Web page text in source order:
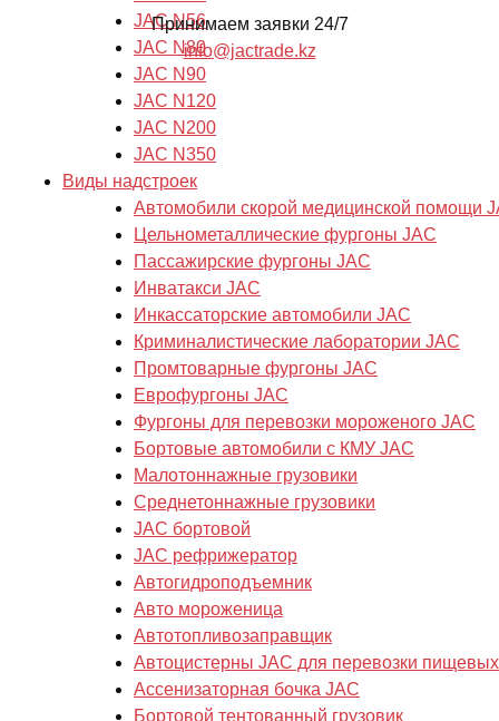
JAC N56
JAC N80
JAC N90
JAC N120
JAC N200
JAC N350
Виды надстроек
Автомобили скорой медицинской помощи
Цельнометаллические фургоны JAC
Пассажирские фургоны JAC
Инватакси JAC
Инкассаторские автомобили JAC
Криминалистические лаборатории JAC
Промтоварные фургоны JAC
Еврофургоны JAC
Фургоны для перевозки мороженого JAC
Бортовые автомобили с КМУ JAC
Малотоннажные грузовики
Cреднетоннажные грузовики
JAC бортовой
JAC рефрижератор
Автогидроподъемник
Авто мороженица
Автотопливозаправщик
Автоцистерны JAC для перевозки
Ассенизаторная бочка JAC
Бортовой тентованный грузовик
Принимаем заявки 24/7
info@jactrade.kz